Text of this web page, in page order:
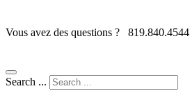
Vous avez des questions ? 819.840.4544
Search ...